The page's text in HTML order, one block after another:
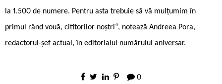
la 1.500 de numere. Pentru asta trebuie să vă mulțumim în
primul rând vouă, cititorilor noștri“, notează Andreea Pora,
redactorul-șef actual, în editorialul numărului aniversar.
0